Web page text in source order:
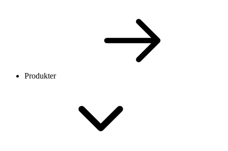
Produkter